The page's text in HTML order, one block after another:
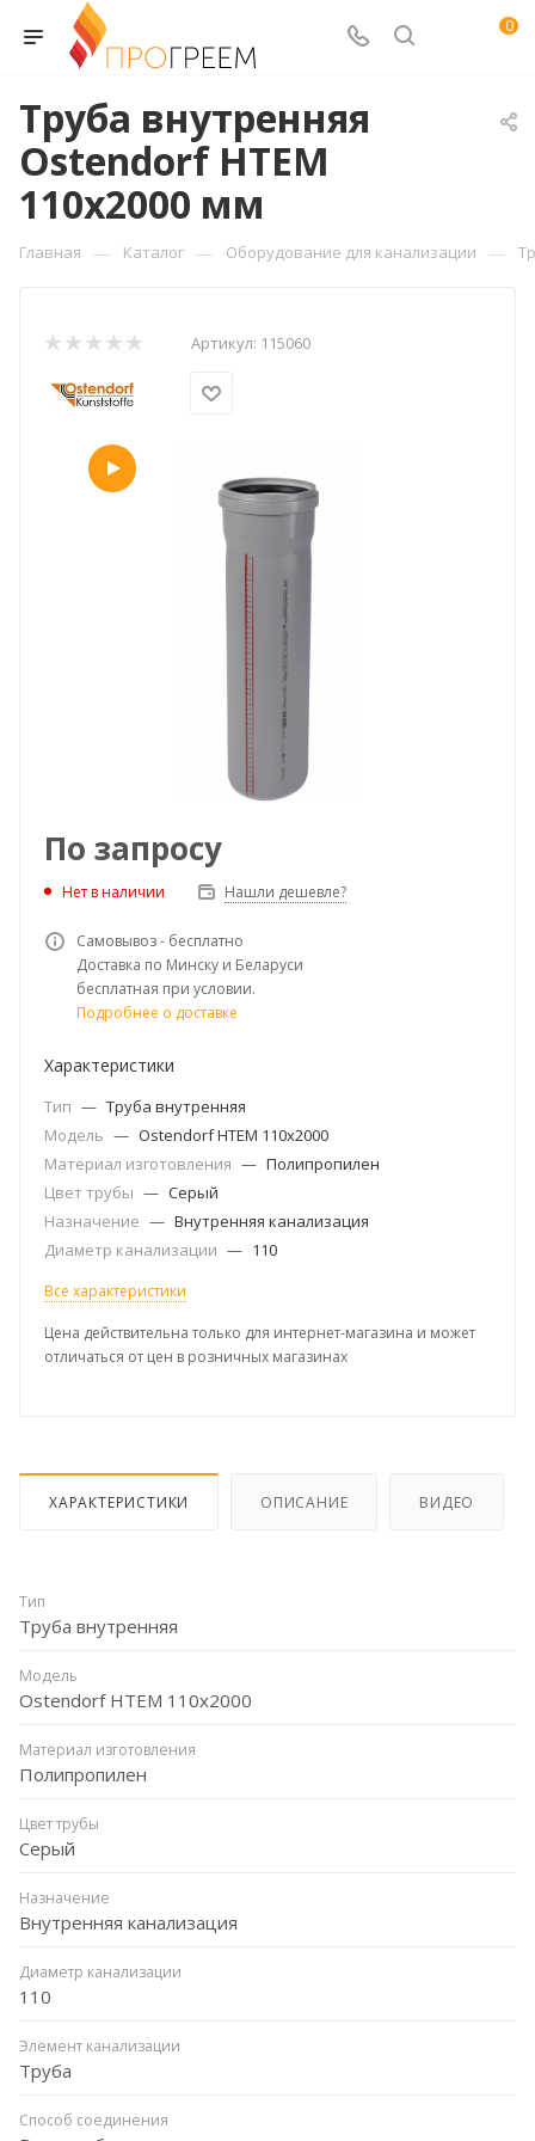
0
Труба внутренняя
Ostendorf HTEM
110x2000 мм
Главная — Каталог — Оборудование для канализации —
Артикул: 115060
По запросу
Нет в наличии Нашли дешевле?
Самовывоз - бесплатно
Доставка по Минску и Беларуси
бесплатная при условии.
Подробнее о доставке
Характеристики
Тип — Труба внутренняя
Модель — Ostendorf HTEM 110x2000
Материал изготовления — Полипропилен
Цвет трубы — Серый
Назначение — Внутренняя канализация
Диаметр канализации — 110
Все характеристики
Цена действительна только для интернет-магазина и может
отличаться от цен в розничных магазинах
ХАРАКТЕРИСТИКИ ОПИСАНИЕ ВИДЕО
Тип
Труба внутренняя
Модель
Ostendorf HTEM 110x2000
Материал изготовления
Полипропилен
Цвет трубы
Серый
Назначение
Внутренняя канализация
Диаметр канализации
110
Элемент канализации
Труба
Способ соединения